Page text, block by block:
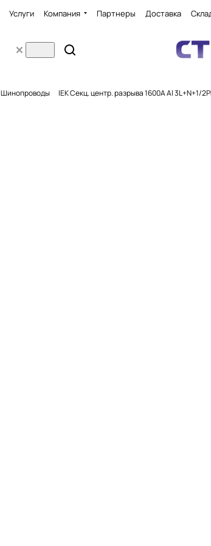
Услуги Компания Партнеры Доставка
Шинопроводы IEK Секц. центр. разрыва 1600А Al 3L+N+1/